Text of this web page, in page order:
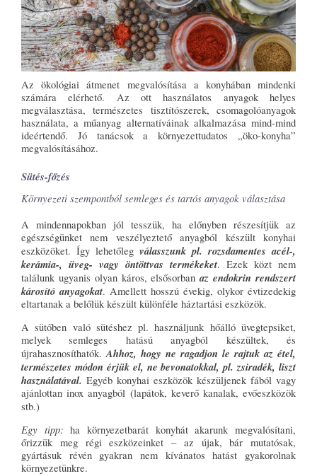
Az ökológiai átmenet megvalósítása a konyhában mindenki
számára elérhető. Az ott használatos anyagok helyes
megválasztása, természetes tisztítószerek, csomagolóanyagok
használata, a műanyag alternatíváinak alkalmazása mind-mind
ideértendő. Jó tanácsok a környezettudatos „öko-konyha”
megvalósításához.
Sütés-főzés
Környezeti szempontból semleges és tartós anyagok választása
A mindennapokban jól tesszük, ha előnyben részesítjük az
egészségünket nem veszélyeztető anyagból készült konyhai
eszközöket. Így lehetőleg válasszunk pl. rozsdamentes acél-,
kerámia-, üveg- vagy öntöttvas termékeket. Ezek közt nem
találunk ugyanis olyan káros, elsősorban az endokrin rendszert
károsító anyagokat. Amellett hosszú évekig, olykor évtizedekig
eltartanak a belőlük készült különféle háztartási eszközök.
A sütőben való sütéshez pl. használjunk hőálló üvegtepsiket,
melyek semleges hatású anyagból készültek, és
újrahasznosíthatók. Ahhoz, hogy ne ragadjon le rajtuk az étel,
természetes módon érjük el, ne bevonatokkal, pl. zsiradék, liszt
használatával. Egyéb konyhai eszközök készüljenek fából vagy
ajánlottan inox anyagból (lapátok, keverő kanalak, evőeszközök
stb.)
Egy tipp:ha környezetbarát konyhát akarunk megvalósítani,
őrizzük meg régi eszközeinket – az újak, bár mutatósak,
gyártásuk révén gyakran nem kívánatos hatást gyakorolnak
környezetünkre.